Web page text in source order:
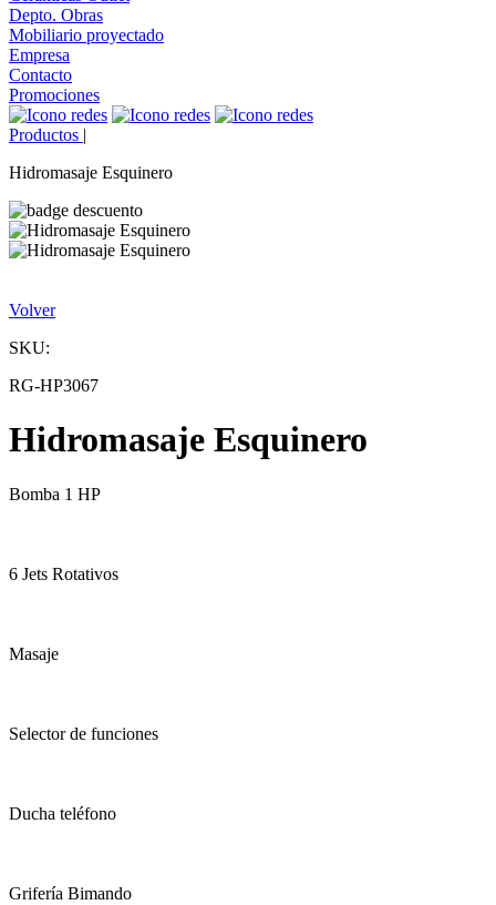
Depto. Obras
Mobiliario proyectado
Empresa
Contacto
Promociones
Productos |
Hidromasaje Esquinero
Volver
SKU:
RG-HP3067
Hidromasaje Esquinero
Bomba 1 HP
6 Jets Rotativos
Masaje
Selector de funciones
Ducha teléfono
Grifería Bimando